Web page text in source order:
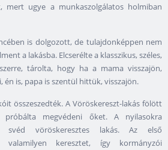
mert ugye a munkaszolgálatos holmiban
is dolgozott, de tulajdonképpen nem
a lakásba. Elcserélte a klasszikus, széles,
tárolta, hogy ha a mama visszajön,
én is, papa is szentül hittük, visszajön.
összeszedték. A Vöröskereszt-lakás fölött
megvédeni őket. A nyilasokra
vöröskeresztes lakás. Az első
valamilyen keresztet, így kormányzói